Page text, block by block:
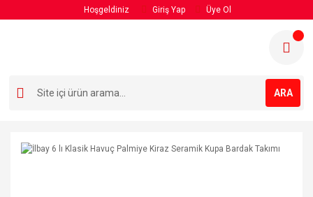
Hoşgeldiniz Giriş Yap Üye Ol
ARA